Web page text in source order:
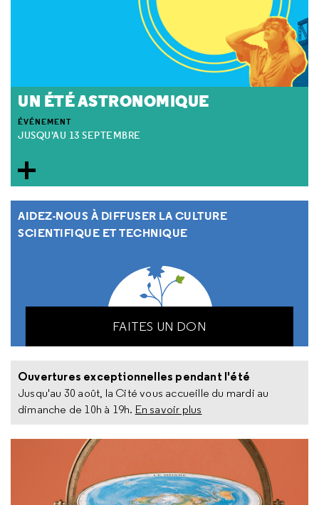
UN ÉTÉ ASTRONOMIQUE
ÉVÉNEMENT
JUSQU'AU 13 SEPTEMBRE
AIDEZ-NOUS À DIFFUSER LA CULTURE
SCIENTIFIQUE ET TECHNIQUE
Ouvertures exceptionnelles pendant l'été
Jusqu'au 30 août, la Cité vous accueille du mardi au
dimanche de 10h à 19h. En savoir plus